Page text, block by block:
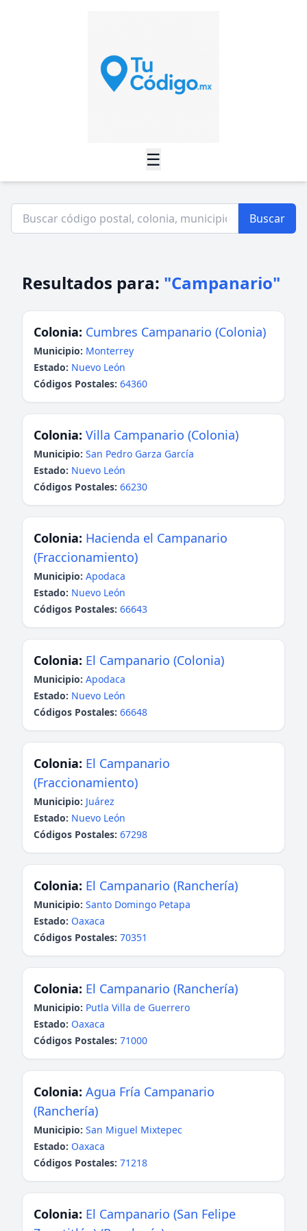
☰
Buscar
Resultados para: "Campanario"
Colonia: Cumbres Campanario (Colonia)
Municipio: Monterrey
Estado: Nuevo León
Códigos Postales: 64360
Colonia: Villa Campanario (Colonia)
Municipio: San Pedro Garza García
Estado: Nuevo León
Códigos Postales: 66230
Colonia: Hacienda el Campanario
(Fraccionamiento)
Municipio: Apodaca
Estado: Nuevo León
Códigos Postales: 66643
Colonia: El Campanario (Colonia)
Municipio: Apodaca
Estado: Nuevo León
Códigos Postales: 66648
Colonia: El Campanario
(Fraccionamiento)
Municipio: Juárez
Estado: Nuevo León
Códigos Postales: 67298
Colonia: El Campanario (Ranchería)
Municipio: Santo Domingo Petapa
Estado: Oaxaca
Códigos Postales: 70351
Colonia: El Campanario (Ranchería)
Municipio: Putla Villa de Guerrero
Estado: Oaxaca
Códigos Postales: 71000
Colonia: Agua Fría Campanario
(Ranchería)
Municipio: San Miguel Mixtepec
Estado: Oaxaca
Códigos Postales: 71218
Colonia: El Campanario (San Felipe